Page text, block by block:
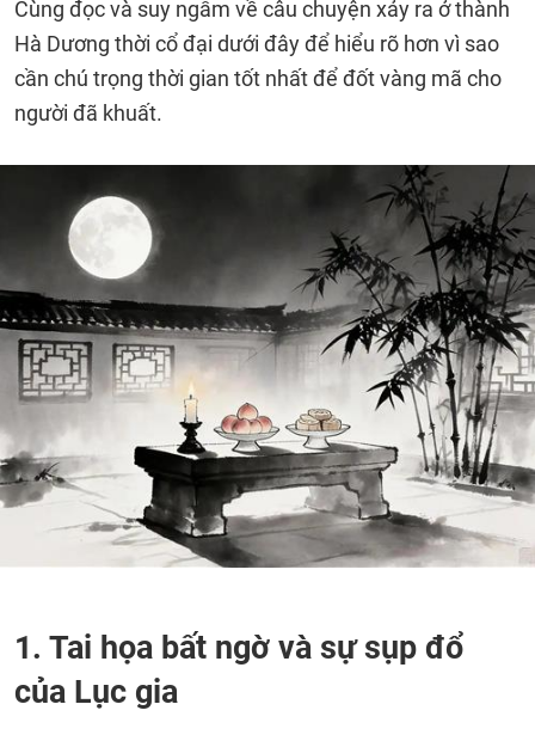
Cùng đọc và suy ngẫm về câu chuyện xảy ra ở thành
Hà Dương thời cổ đại dưới đây để hiểu rõ hơn vì sao
cần chú trọng thời gian tốt nhất để đốt vàng mã cho
người đã khuất.
1. Tai họa bất ngờ và sự sụp đổ
của Lục gia